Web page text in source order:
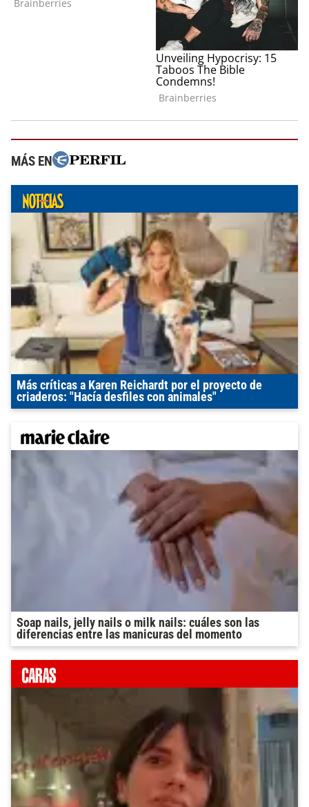
MÁS EN
Más críticas a Karen Reichardt por el proyecto de
criaderos: "Hacía desfiles con animales"
Soap nails, jelly nails o milk nails: cuáles son las
diferencias entre las manicuras del momento